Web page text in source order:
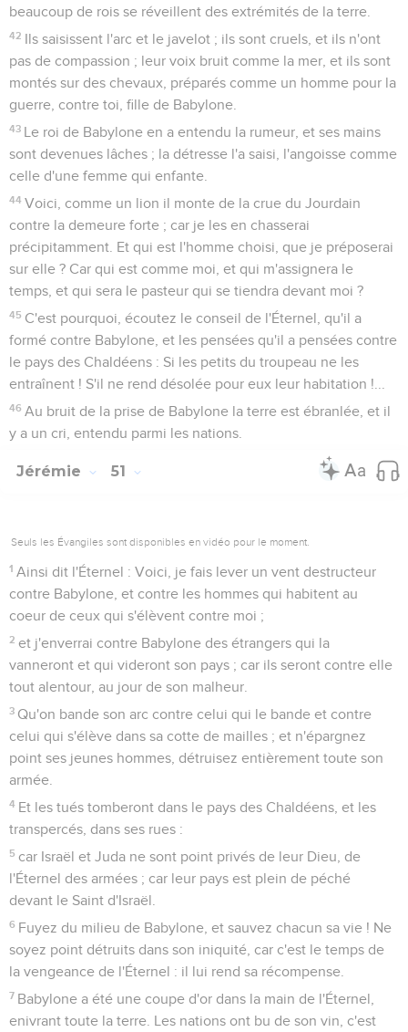
beaucoup de rois se réveillent des extrémités de la terre.
42 Ils saisissent l'arc et le javelot ; ils sont cruels, et ils n'ont
pas de compassion ; leur voix bruit comme la mer, et ils sont
montés sur des chevaux, préparés comme un homme pour la
guerre, contre toi, fille de Babylone.
43 Le roi de Babylone en a entendu la rumeur, et ses mains
sont devenues lâches ; la détresse l'a saisi, l'angoisse comme
celle d'une femme qui enfante.
44 Voici, comme un lion il monte de la crue du Jourdain
contre la demeure forte ; car je les en chasserai
précipitamment. Et qui est l'homme choisi, que je préposerai
sur elle ? Car qui est comme moi, et qui m'assignera le
temps, et qui sera le pasteur qui se tiendra devant moi ?
45 C'est pourquoi, écoutez le conseil de l'Éternel, qu'il a
formé contre Babylone, et les pensées qu'il a pensées contre
le pays des Chaldéens : Si les petits du troupeau ne les
entraînent ! S'il ne rend désolée pour eux leur habitation !...
46 Au bruit de la prise de Babylone la terre est ébranlée, et il
y a un cri, entendu parmi les nations.
Jérémie 51
Seuls les Évangiles sont disponibles en vidéo pour le moment.
1 Ainsi dit l'Éternel : Voici, je fais lever un vent destructeur
contre Babylone, et contre les hommes qui habitent au
coeur de ceux qui s'élèvent contre moi ;
2 et j'enverrai contre Babylone des étrangers qui la
vanneront et qui videront son pays ; car ils seront contre elle
tout alentour, au jour de son malheur.
3 Qu'on bande son arc contre celui qui le bande et contre
celui qui s'élève dans sa cotte de mailles ; et n'épargnez
point ses jeunes hommes, détruisez entièrement toute son
armée.
4 Et les tués tomberont dans le pays des Chaldéens, et les
transpercés, dans ses rues :
5 car Israël et Juda ne sont point privés de leur Dieu, de
l'Éternel des armées ; car leur pays est plein de péché
devant le Saint d'Israël.
6 Fuyez du milieu de Babylone, et sauvez chacun sa vie ! Ne
soyez point détruits dans son iniquité, car c'est le temps de
la vengeance de l'Éternel : il lui rend sa récompense.
7 Babylone a été une coupe d'or dans la main de l'Éternel,
enivrant toute la terre. Les nations ont bu de son vin, c'est